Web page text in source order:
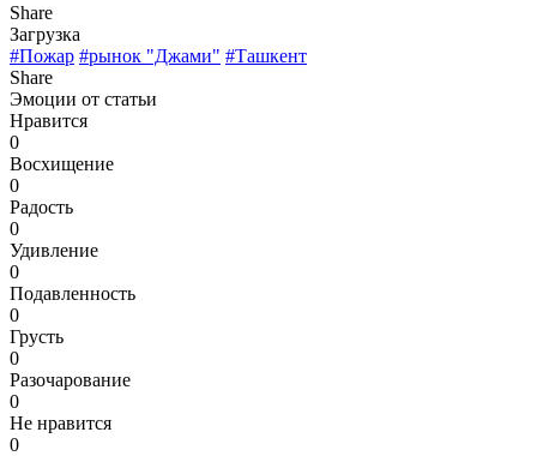
Share
Загрузка
#Пожар #рынок "Джами" #Ташкент
Share
Эмоции от статьи
Нравится
0
Восхищение
0
Радость
0
Удивление
0
Подавленность
0
Грусть
0
Разочарование
0
Не нравится
0